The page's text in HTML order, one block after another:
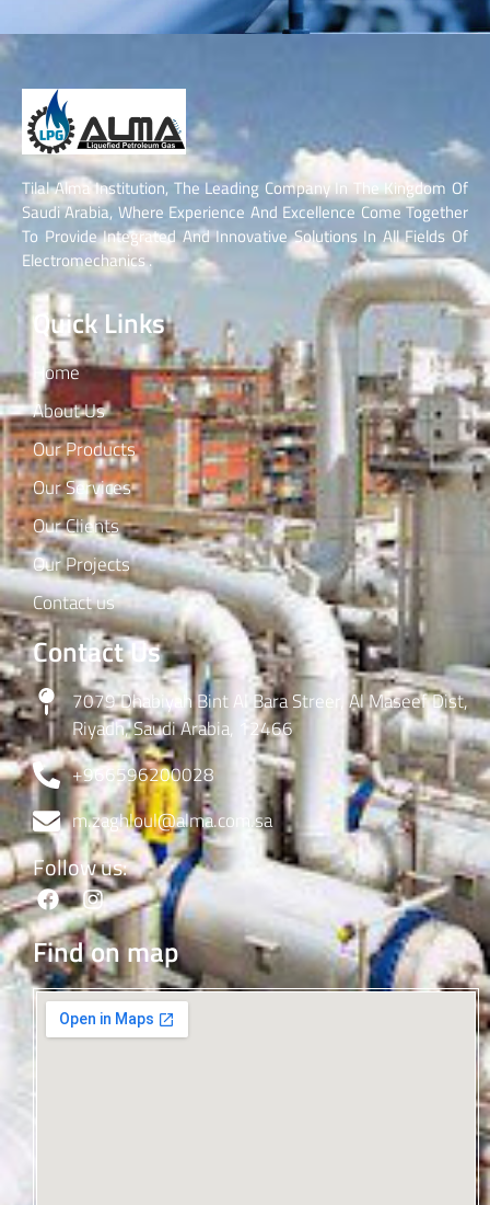
Tilal Alma Institution, The Leading Company In The Kingdom Of
Saudi Arabia, Where Experience And Excellence Come Together
To Provide Integrated And Innovative Solutions In All Fields Of
Electromechanics .
Quick Links
Home
About Us
Our Products
Our Services
Our Clients
Our Projects
Contact us
Contact Us
7079 Dhabiyah Bint Al Bara Streer, Al Maseef Dist,
Riyadh, Saudi Arabia, 12466
+966596200028
m.zaghloul@alma.com.sa
Follow us:
Find on map